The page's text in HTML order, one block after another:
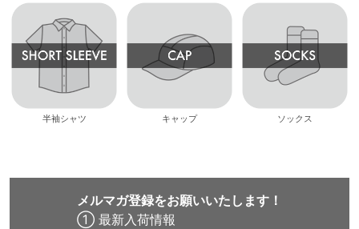
半袖シャツ キャップ ソックス
メルマガ登録をお願いいたします！
① 最新入荷情報